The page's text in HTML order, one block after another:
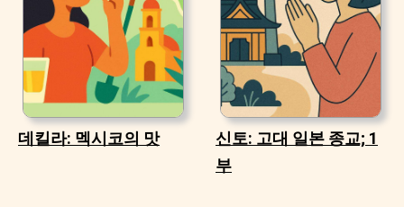
데킬라: 멕시코의 맛
신토: 고대 일본 종교; 1
부